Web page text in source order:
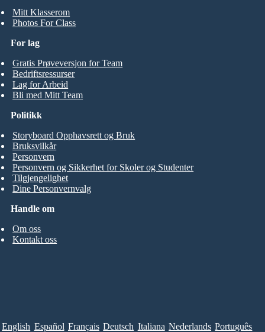
Mitt Klasserom
Photos For Class
For lag
Gratis Prøveversjon for Team
Bedriftsressurser
Lag for Arbeid
Bli med Mitt Team
Handle om
Om oss
Kontakt oss
Politikk
Storyboard Opphavsrett og Bruk
Bruksvilkår
Personvern
Personvern og Sikkerhet for Skoler og Studenter
Tilgjengelighet
Dine Personvernvalg
English Español Français Deutsch Italiana Nederlands Português